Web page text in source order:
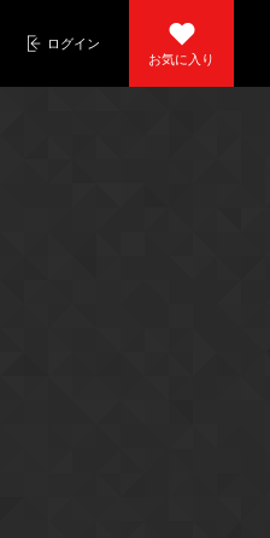
お気に入り
ログイン